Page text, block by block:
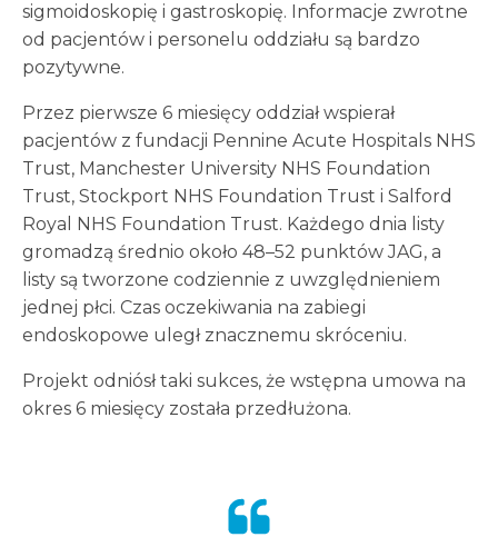
sigmoidoskopię i gastroskopię. Informacje zwrotne
od pacjentów i personelu oddziału są bardzo
pozytywne.
Przez pierwsze 6 miesięcy oddział wspierał
pacjentów z fundacji Pennine Acute Hospitals NHS
Trust, Manchester University NHS Foundation
Trust, Stockport NHS Foundation Trust i Salford
Royal NHS Foundation Trust. Każdego dnia listy
gromadzą średnio około 48–52 punktów JAG, a
listy są tworzone codziennie z uwzględnieniem
jednej płci. Czas oczekiwania na zabiegi
endoskopowe uległ znacznemu skróceniu.
Projekt odniósł taki sukces, że wstępna umowa na
okres 6 miesięcy została przedłużona.